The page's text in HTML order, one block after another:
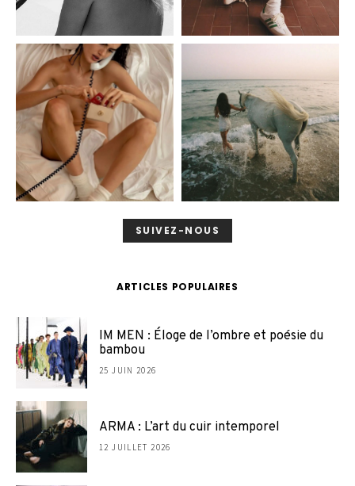
SUIVEZ-NOUS
ARTICLES POPULAIRES
IM MEN : Éloge de l’ombre et poésie du
bambou
25 JUIN 2026
ARMA : L’art du cuir intemporel
12 JUILLET 2026